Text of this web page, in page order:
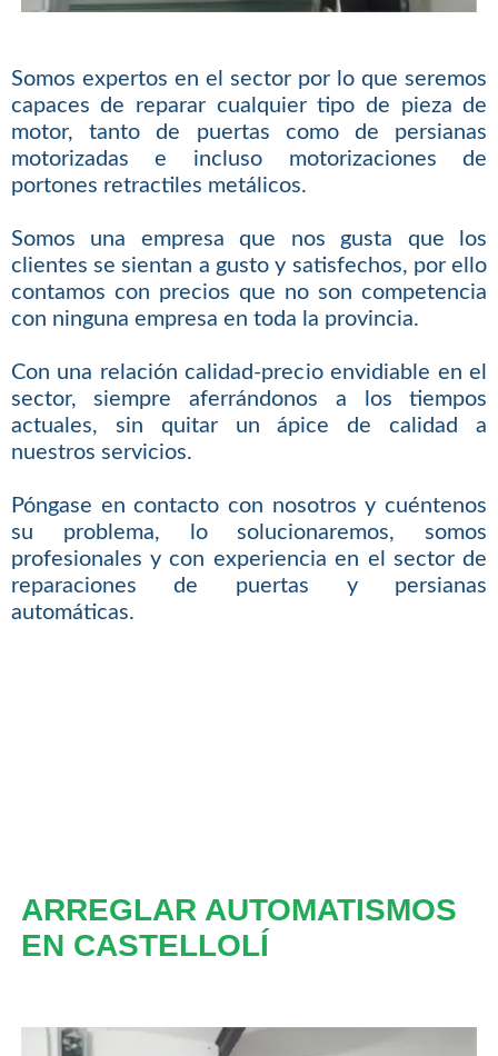
Somos expertos en el sector por lo que seremos
capaces de reparar cualquier tipo de pieza de
motor, tanto de puertas como de persianas
motorizadas e incluso motorizaciones de
portones retractiles metálicos.
Somos una empresa que nos gusta que los
clientes se sientan a gusto y satisfechos, por ello
contamos con precios que no son competencia
con ninguna empresa en toda la provincia.
Con una relación calidad-precio envidiable en el
sector, siempre aferrándonos a los tiempos
actuales, sin quitar un ápice de calidad a
nuestros servicios.
Póngase en contacto con nosotros y cuéntenos
su problema, lo solucionaremos, somos
profesionales y con experiencia en el sector de
reparaciones de puertas y persianas
automáticas.
ARREGLAR AUTOMATISMOS
EN CASTELLOLÍ